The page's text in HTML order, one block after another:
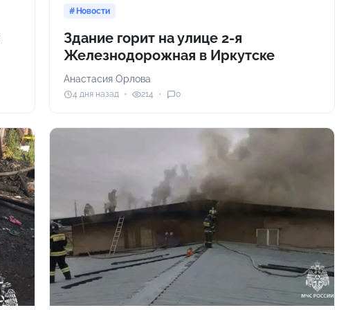
Новости
Здание горит на улице 2-я
Железнодорожная в Иркутске
Анастасия Орлова
4 дня назад 214 0